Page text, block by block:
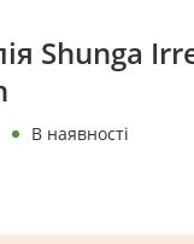
Shunga
В наявності